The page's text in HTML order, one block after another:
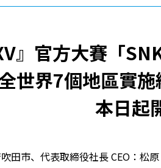
』官方大賽「
世界7個地區實
本日起
田市、代表取締役社長 CEO：松